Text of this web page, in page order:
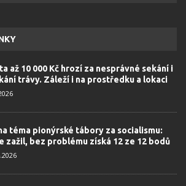
až 10 000 Kč hrozí za nesprávné sekání i
trávy. Záleží i na prostředku a lokaci
téma pionýrské tábory za socialismu:
zažil, bez problému získá 12 ze 12 bodů